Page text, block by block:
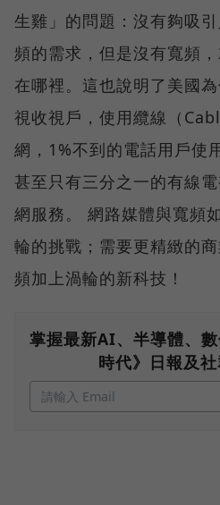
生雞」的問題：沒有夠吸
頻的需求，但是沒有寬頻
在哪裡。這也說明了美國
視收視戶，使用纜線（
網，1%不到的電話用戶使
甚至只有三分之一的有線
網服務。 網路媒體與寬頻
輪的挑戰；需要更精緻的
頻加上渦輪的新科技！
掌握最新AI、半導體、
時代》日報及